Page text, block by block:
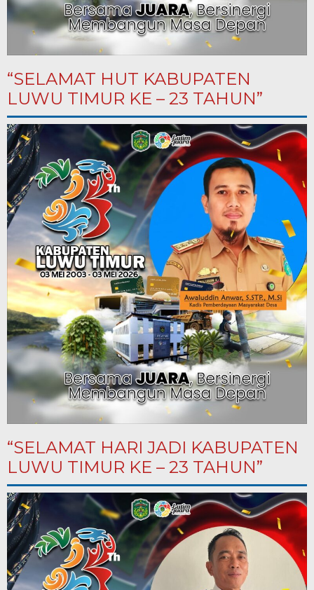
“SELAMAT HUT KABUPATEN
LUWU TIMUR KE – 23 TAHUN”
“SELAMAT HARI JADI KABUPATEN
LUWU TIMUR KE – 23 TAHUN”